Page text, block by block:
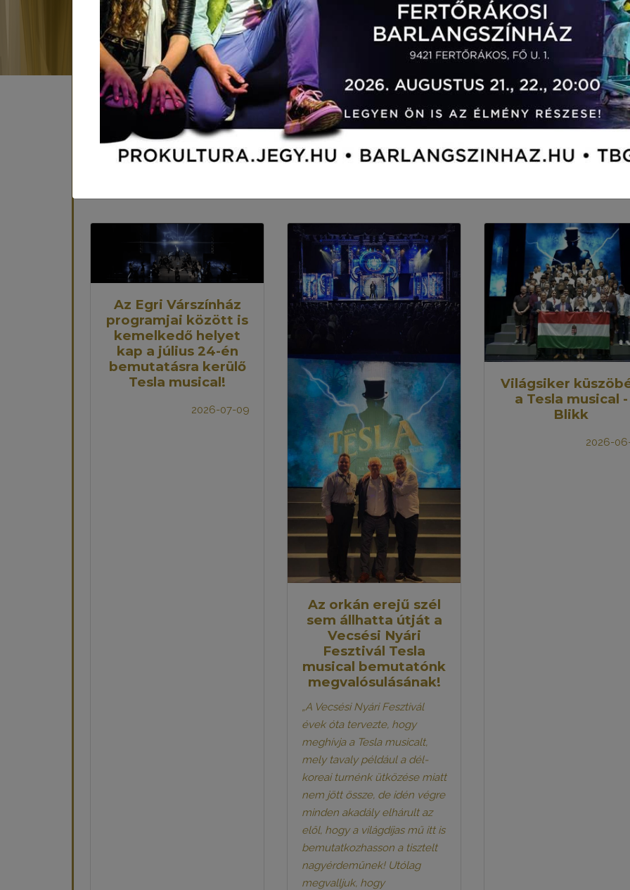
NIKOLA TESLA
VÉGTELEN ENERGIA
Leírás
Az Egri Várszínház
programjai között is
kemelkedő helyet
kap a július 24-én
bemutatásra kerülő
Tesla musical!
2026-07-09
Az orkán erejű szél
sem állhatta útját a
Vecsési Nyári
Fesztivál Tesla
musical bemutatónk
megvalósulásának!
„A Vecsési Nyári Fesztivál
évek óta tervezte, hogy
meghívja a Tesla musicalt,
mely tavaly például a dél-
koreai turnénk ütközése miatt
nem jött össze, de idén végre
minden akadály elhárult az
elől, hogy a világdíjas mű itt is
bemutatkozhasson a tisztelt
nagyérdeműnek! Utólag
megvalljuk, hogy
Világsiker
a Tesla musical -
Blikk
2026-